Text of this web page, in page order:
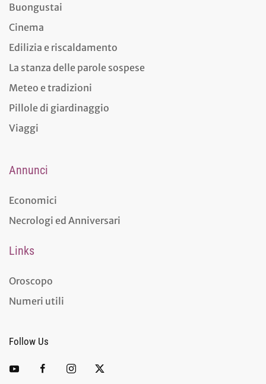
Buongustai
Cinema
Edilizia e riscaldamento
La stanza delle parole sospese
Meteo e tradizioni
Pillole di giardinaggio
Viaggi
Annunci
Economici
Necrologi ed Anniversari
Links
Oroscopo
Numeri utili
Follow Us